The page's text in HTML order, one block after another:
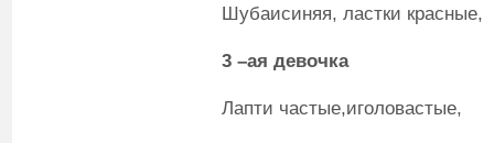
Шубаисиняя, ластки красные,
3 –ая девочка
Лапти частые,иголовастые,